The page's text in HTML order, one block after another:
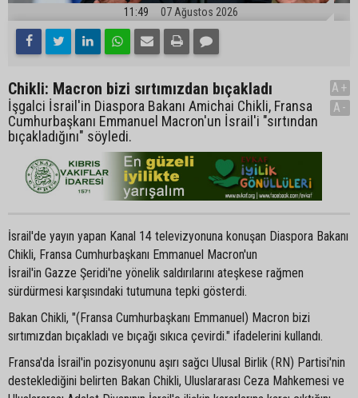
11:49 07 Ağustos 2026
Chikli: Macron bizi sırtımızdan bıçakladı
İşgalci İsrail'in Diaspora Bakanı Amichai Chikli, Fransa
Cumhurbaşkanı Emmanuel Macron'un İsrail'i "sırtından
bıçakladığını" söyledi.
A+
A-
İsrail'de yayın yapan Kanal 14 televizyonuna konuşan Diaspora Bakanı
Chikli, Fransa Cumhurbaşkanı Emmanuel Macron'un
İsrail'in Gazze Şeridi'ne yönelik saldırılarını ateşkese rağmen
sürdürmesi karşısındaki tutumuna tepki gösterdi.
Bakan Chikli, "(Fransa Cumhurbaşkanı Emmanuel) Macron bizi
sırtımızdan bıçakladı ve bıçağı sıkıca çevirdi." ifadelerini kullandı.
Fransa'da İsrail'in pozisyonunu aşırı sağcı Ulusal Birlik (RN) Partisi'nin
desteklediğini belirten Bakan Chikli, Uluslararası Ceza Mahkemesi ve